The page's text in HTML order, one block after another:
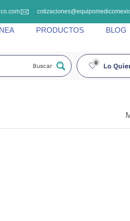
PRODUCTOS BLOG
Buscar 0 Lo